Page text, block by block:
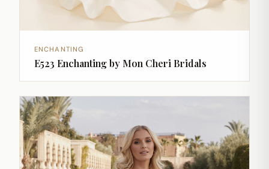
ENCHANTING
E523 Enchanting by Mon Cheri Bridals